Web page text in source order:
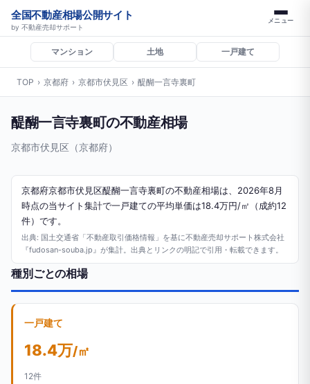
全国不動産相場公開サイト
by 不動産売却サポート
メニュー
マンション 土地 一戸建て
TOP › 京都府 › 京都市伏見区 › 醍醐一言寺裏町
醍醐一言寺裏町の不動産相場
京都市伏見区（京都府）
京都府京都市伏見区醍醐一言寺裏町の不動産相場は、2026年8月
時点の当サイト集計で一戸建ての平均単価は18.4万円/㎡（成約12
件）です。
出典: 国土交通省「不動産取引価格情報」を基に不動産売却サポート株式会社
『fudosan-souba.jp』が集計。出典とリンクの明記で引用・転載できます。
種別ごとの相場
一戸建て
18.4万/㎡
12件